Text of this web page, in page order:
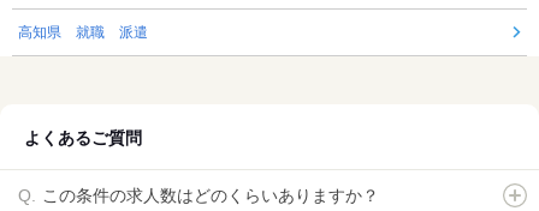
高知県 就職 派遣
よくあるご質問
この条件の求人数はどのくらいありますか？